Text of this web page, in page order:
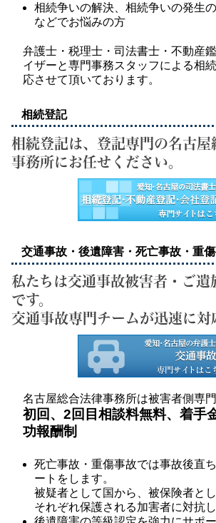
相続争いの解決、相続争いの発生
などでお悩みの方
弁護士・税理士・司法書士・不動産
イザーと専門事務スタッフによる相
応させて頂いております。
相続登記
相続登記は、登記専門の名古屋
事務所にお任せください。
交通事故・後遺障害・死亡事故・重
私たちは交通事故被害者・ご遺
です。
交通事故専門チームが迅速に対
名古屋総合法律事務所は被害者側専
初回、2回目相談料無料、着手
功報酬制
死亡事故・重傷事故では事故後直
ートをします。
被疑者として国から、被保険者と
それぞれ保護される加害者に対抗し